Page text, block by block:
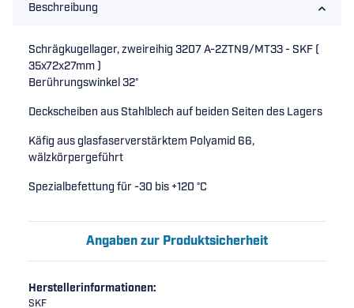
Beschreibung
Schrägkugellager, zweireihig 3207 A-2ZTN9/MT33 - SKF (
35x72x27mm )
Berührungswinkel 32°
Deckscheiben aus Stahlblech auf beiden Seiten des Lagers
Käfig aus glasfaserverstärktem Polyamid 66,
wälzkörpergeführt
Spezialbefettung für -30 bis +120 °C
Angaben zur Produktsicherheit
Herstellerinformationen:
SKF